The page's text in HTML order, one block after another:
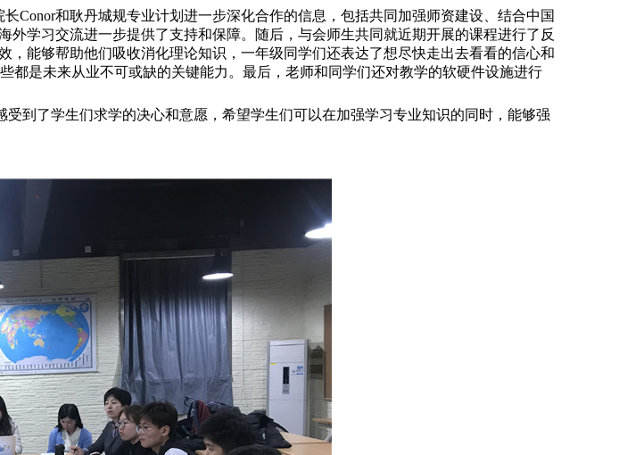
和耿丹城规专业计划进一步深化合作的信息，包括共同加强师资建设、结合中国
学习交流进一步提供了支持和保障。随后，与会师生共同就近期开展的课程进行了反
能够帮助他们吸收消化理论知识，一年级同学们还表达了想尽快走出去看看的信心和
都是未来从业不可或缺的关键能力。最后，老师和同学们还对教学的软硬件设施进行
到了学生们求学的决心和意愿，希望学生们可以在加强学习专业知识的同时，能够强